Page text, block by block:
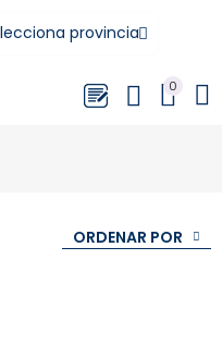
0
ORDENAR POR